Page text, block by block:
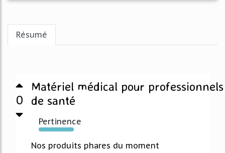
Résumé
0
Matériel médical pour professionnels
de santé
Pertinence
1947%
Nos produits phares du moment